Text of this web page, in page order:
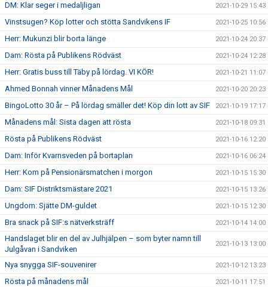
DM: Klar seger i medaljligan 2021-10-29 15:43
Vinstsugen? Köp lotter och stötta Sandvikens IF 2021-10-25 10:56
Herr: Mukunzi blir borta länge 2021-10-24 20:37
Dam: Rösta på Publikens Rödväst 2021-10-24 12:28
Herr: Gratis buss till Täby på lördag. VI KÖR! 2021-10-21 11:07
Ahmed Bonnah vinner Månadens Mål 2021-10-20 20:23
BingoLotto 30 år – På lördag smäller det! Köp din lott av SIF 2021-10-19 17:17
Månadens mål: Sista dagen att rösta 2021-10-18 09:31
Rösta på Publikens Rödväst 2021-10-16 12:20
Dam: Inför Kvarnsveden på bortaplan 2021-10-16 06:24
Herr: Kom på Pensionärsmatchen i morgon 2021-10-15 15:30
Dam: SIF Distriktsmästare 2021 2021-10-15 13:26
Ungdom: Sjätte DM-guldet 2021-10-15 12:30
Bra snack på SIF:s nätverksträff 2021-10-14 14:00
Handslaget blir en del av Julhjälpen – som byter namn till
Julgåvan i Sandviken
2021-10-13 13:00
Nya snygga SIF-souvenirer 2021-10-12 13:23
Rösta på månadens mål 2021-10-11 17:51